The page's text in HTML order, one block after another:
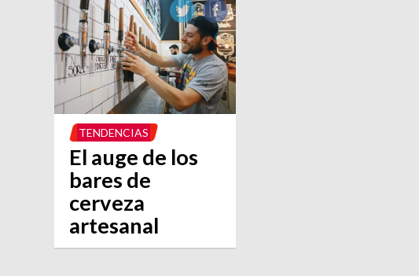
TENDENCIAS
El auge de los
bares de
cerveza
artesanal